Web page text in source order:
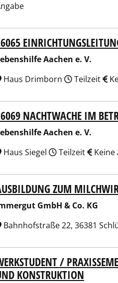
e. V.
Aachen e. V.
Haus Drimborn
Teilzeit
e. V.NACHTWACHE IM
Aachen e. V.
Haus Siegel
Teilzeit Keine
Co. KG ZUM
GmbH & Co. KG
Bahnhofstraße 22, 36381
GmbH
/
KONSTRUKTION